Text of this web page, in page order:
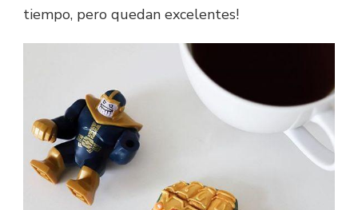
tiempo, pero quedan excelentes!